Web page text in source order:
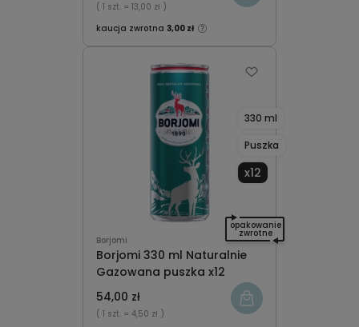
( 1 szt. = 13,00 zł )
kaucja zwrotna 3,00 zł
Borjomi
Borjomi 330 ml Naturalnie
Gazowana puszka x12
330 ml
Puszka
x12
54,00 zł
( 1 szt. = 4,50 zł )
opakowanie
zwrotne